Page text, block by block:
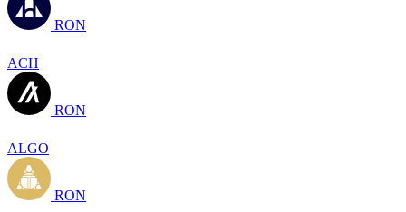
RON
ACH
RON
ALGO
RON